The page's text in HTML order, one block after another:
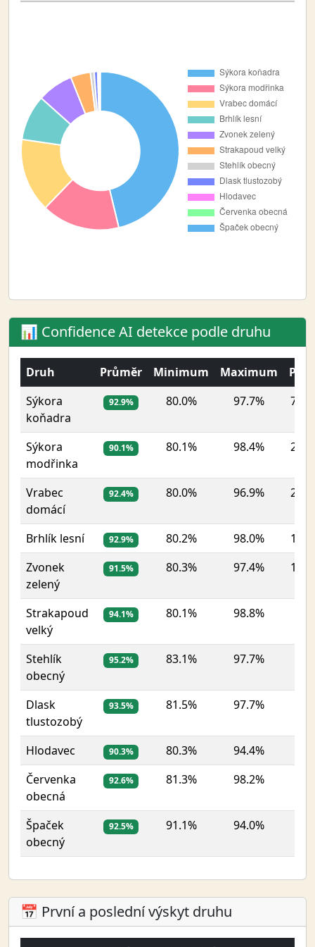
📊 Confidence AI detekce podle druhu
Druh Průměr Minimum Maximum
Sýkora
koňadra
92.9% 80.0% 97.7% 7
Sýkora
modřinka
90.1% 80.1% 98.4% 2
Vrabec
domácí
92.4% 80.0% 96.9% 2
Brhlík lesní 92.9% 80.2% 98.0%
1
Zvonek
zelený
91.5% 80.3% 97.4% 1
Strakapoud
velký
94.1% 80.1% 98.8%
Stehlík
obecný
95.2% 83.1% 97.7%
Dlask
tlustozobý
93.5% 81.5% 97.7%
Hlodavec 90.3% 80.3% 94.4%
Červenka
obecná
92.6% 81.3% 98.2%
Špaček
obecný
92.5% 91.1% 94.0%
📅 První a poslední výskyt druhu